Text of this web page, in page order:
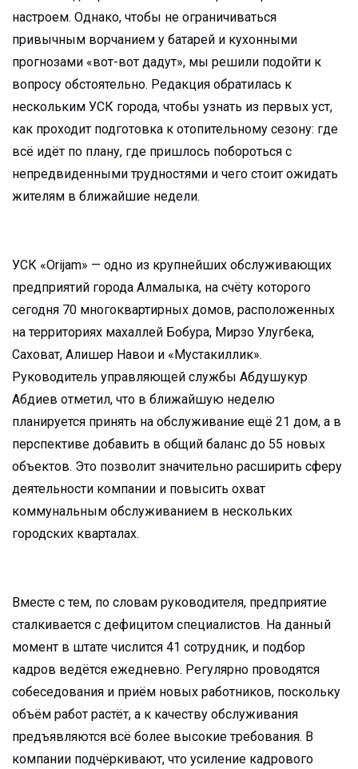
настроем. Однако, чтобы не ограничиваться
привычным ворчанием у батарей и кухонными
прогнозами «вот-вот дадут», мы решили подойти к
вопросу обстоятельно. Редакция обратилась к
нескольким УСК города, чтобы узнать из первых уст,
как проходит подготовка к отопительному сезону: где
всё идёт по плану, где пришлось побороться с
непредвиденными трудностями и чего стоит ожидать
жителям в ближайшие недели.
УСК «Orijam» — одно из крупнейших обслуживающих
предприятий города Алмалыка, на счёту которого
сегодня 70 многоквартирных домов, расположенных
на территориях махаллей Бобура, Мирзо Улугбека,
Саховат, Алишер Навои и «Мустакиллик».
Руководитель управляющей службы Абдушукур
Абдиев отметил, что в ближайшую неделю
планируется принять на обслуживание ещё 21 дом, а в
перспективе добавить в общий баланс до 55 новых
объектов. Это позволит значительно расширить сферу
деятельности компании и повысить охват
коммунальным обслуживанием в нескольких
городских кварталах.
Вместе с тем, по словам руководителя, предприятие
сталкивается с дефицитом специалистов. На данный
момент в штате числится 41 сотрудник, и подбор
кадров ведётся ежедневно. Регулярно проводятся
собеседования и приём новых работников, поскольку
объём работ растёт, а к качеству обслуживания
предъявляются всё более высокие требования. В
компании подчёркивают, что усиление кадрового